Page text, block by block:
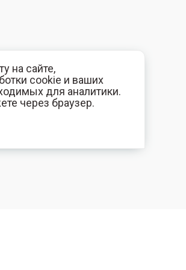
на сайте,
cookie и ваших
для аналитики.
через браузер.